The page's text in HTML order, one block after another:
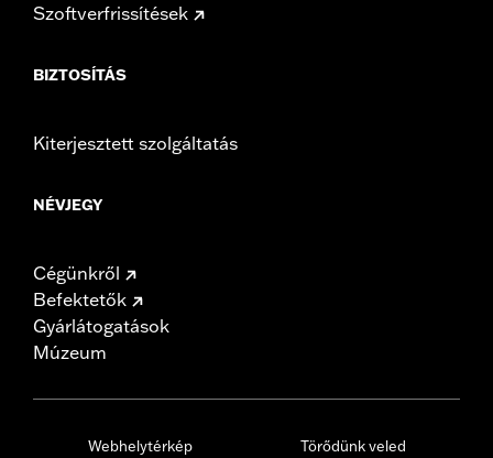
Szoftverfrissítések
BIZTOSÍTÁS
Kiterjesztett szolgáltatás
NÉVJEGY
Cégünkről
Befektetők
Gyárlátogatások
Múzeum
Webhelytérkép Törődünk veled